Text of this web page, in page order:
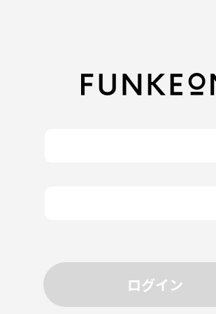
ログイン